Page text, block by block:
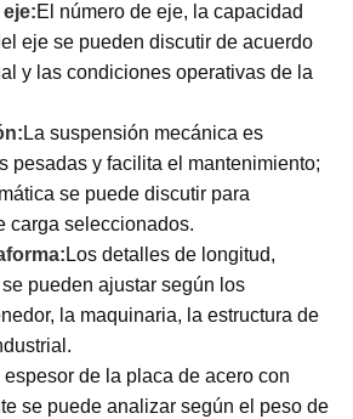
El número de eje, la capacidad
eje se pueden discutir de acuerdo
y las condiciones operativas de la
La suspensión mecánica es
pesadas y facilita el mantenimiento;
se puede discutir para
carga seleccionados.
Los detalles de longitud,
pueden ajustar según los
la maquinaria, la estructura de
espesor de la placa de acero con
se puede analizar según el peso de